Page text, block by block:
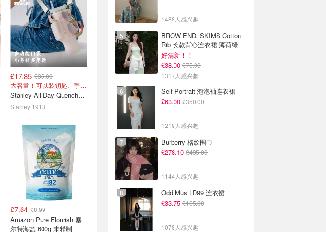
ikea夏日家饰上新
床笠 £5
开学季折扣🛏️床品套装£10
起！邮寄到家🙅‍♀️拒绝天崩
开局
£17.85 £35.00
大容量！可以装钥匙、手机和纸巾!
Stanley All Day Quencher 杯杯包 1.18L
Stanley 1913
£7.64 £8.99
Amazon Pure Flourish 塞
尔特海盐 600g 未精制
1488人感兴趣
BROW END. SKIMS Cotton
Rib 长款背心连衣裙 薄荷绿
好清新！！
£38.00 £75.00
1317人感兴趣
Self Portrait 泡泡袖连衣裙
£63.00 £350.00
1219人感兴趣
Burberry 格纹围巾
£278.10 £435.00
1144人感兴趣
Odd Mus LD99 连衣裙
£33.75 £165.00
1078人感兴趣